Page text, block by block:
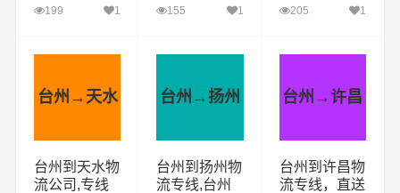
物流公司,文
199 1
州到三门峡货
155 1
到博乐货运专
205 1
台州→天水
台州到天水物
流公司,专线
台州→扬州
台州到扬州物
流专线,台州
台州→许昌
台州到许昌物
流专线，直送